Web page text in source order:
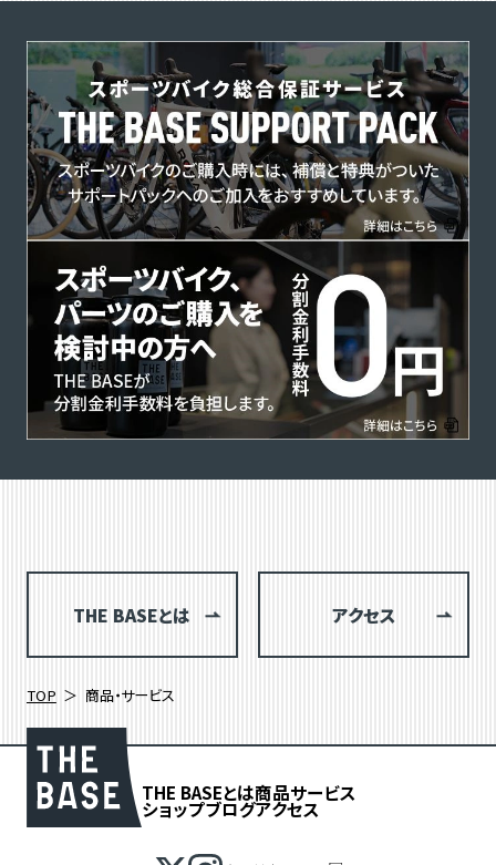
THE BASEとは アクセス
TOP 商品・サービス
THE BASEとは商品サービス
ショップブログアクセス